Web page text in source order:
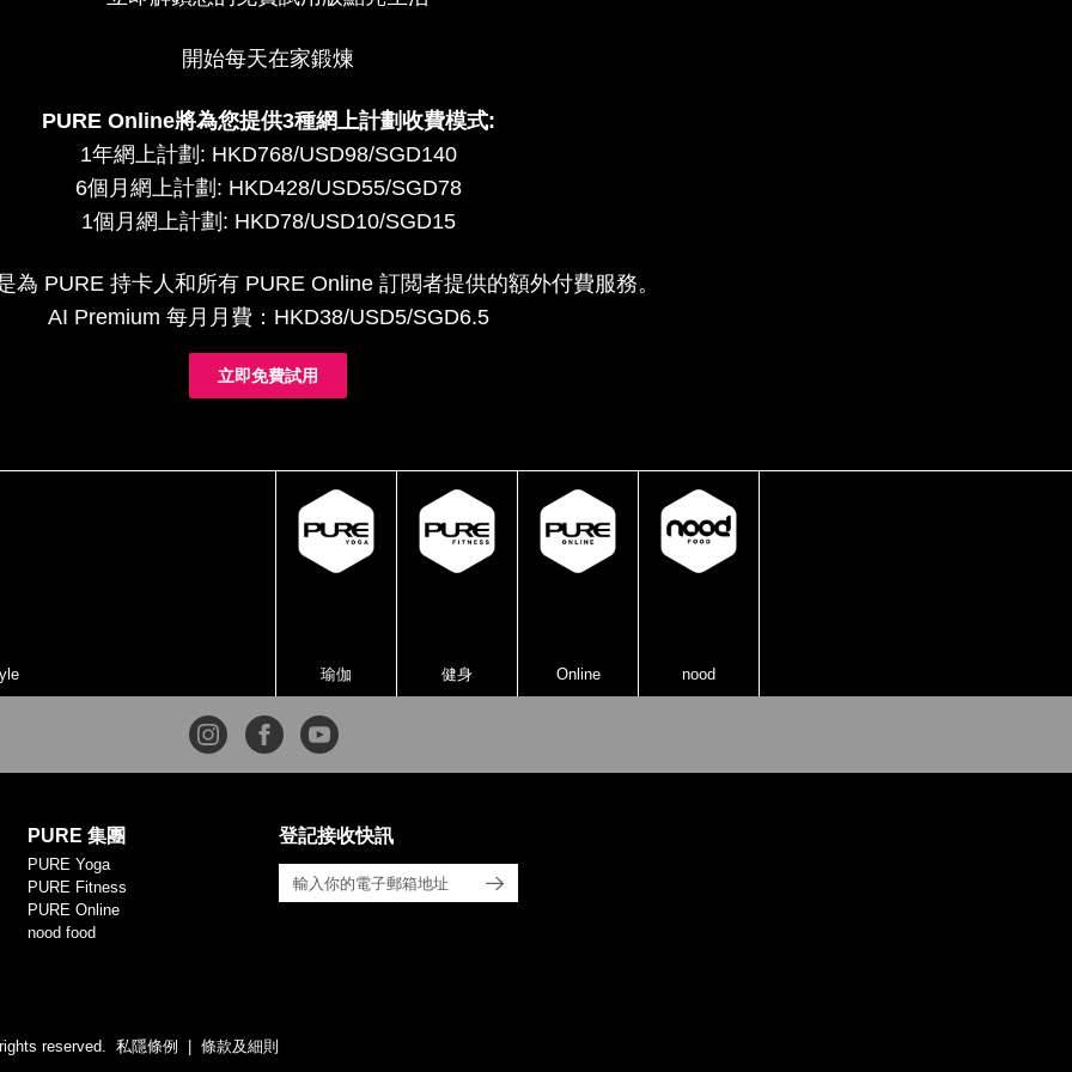
開始每天在家鍛煉
PURE Online將為您提供3種網上計劃收費模式:
1年網上計劃: HKD768/USD98/SGD140
6個月網上計劃: HKD428/USD55/SGD78
1個月網上計劃: HKD78/USD10/SGD15
為 PURE 持卡人和所有 PURE Online 訂閲者提供的額外付費服務。
AI Premium 每月月費：HKD38/USD5/SGD6.5
立即免費試用
瑜伽 健身 Online nood
PURE 集團
PURE Yoga
PURE Fitness
PURE Online
nood food
登記接收快訊
reserved. 私隱條例 條款及細則